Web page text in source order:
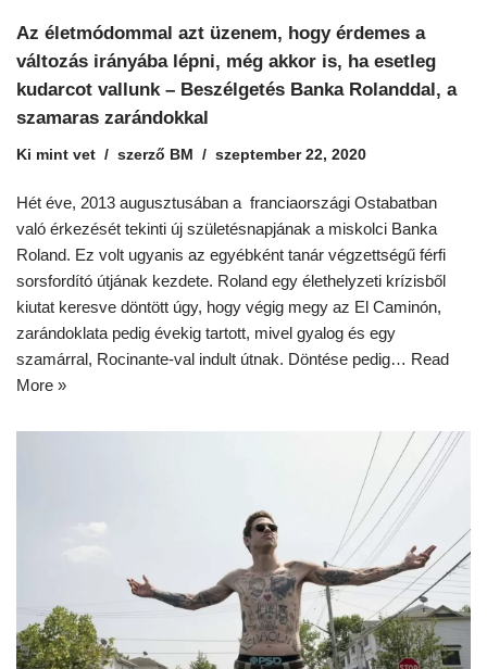
Az életmódommal azt üzenem, hogy érdemes a
változás irányába lépni, még akkor is, ha esetleg
kudarcot vallunk – Beszélgetés Banka Rolanddal, a
szamaras zarándokkal
Ki mint vet szerző BM szeptember 22, 2020
Hét éve, 2013 augusztusában a franciaországi Ostabatban
való érkezését tekinti új születésnapjának a miskolci Banka
Roland. Ez volt ugyanis az egyébként tanár végzettségű férfi
sorsfordító útjának kezdete. Roland egy élethelyzeti krízisből
kiutat keresve döntött úgy, hogy végig megy az El Caminón,
zarándoklata pedig évekig tartott, mivel gyalog és egy
szamárral, Rocinante-val indult útnak. Döntése pedig… Read
More »